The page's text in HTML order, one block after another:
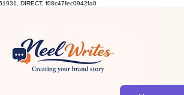
DIRECT, f08c47fec0942fa0